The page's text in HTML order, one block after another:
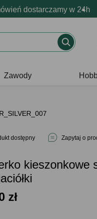
dostarczamy w 24h
personalizacja
pozytywne emocje
Zawody
dostępny Zapytaj o
kieszonkowe
zł